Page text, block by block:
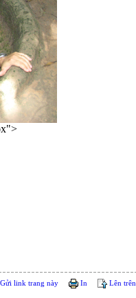
Gửi link trang này In Lên trên